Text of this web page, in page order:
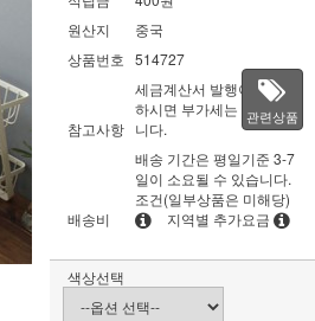
원산지
중국
상품번호 514727
참고사항
세금계산서 발행이 필요
하시면 부가세는 별도입
니다.
배송비
배송 기간은 평일기준 3-7
일이 소요될 수 있습니다.
조건(일부상품은 미해당)
지역별 추가요금
관련상품
색상선택